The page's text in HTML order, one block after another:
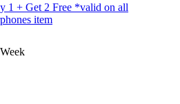
1 + Get 2 Free *valid on all
item
Week